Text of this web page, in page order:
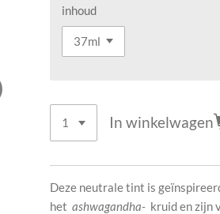
inhoud
In winkelwagen
Deze neutrale tint is
het ashwagandha- kruid en zijn